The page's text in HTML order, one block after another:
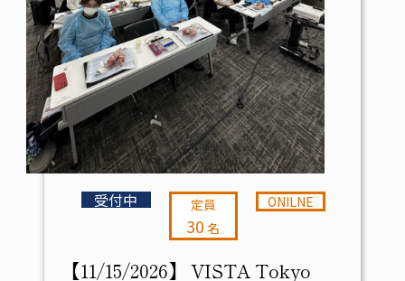
受付中 定員
30 名
ONILNE
【11/15/2026】 VISTA Tokyo